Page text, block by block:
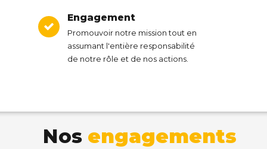
Engagement
Promouvoir notre mission tout en
assumant l'entière responsabilité
de notre rôle et de nos actions.
Nos engagements